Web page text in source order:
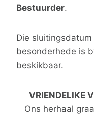
Bestuurder.
Die
besonderhede is
beskikbaar.
VRIENDELIKE
Ons herhaal